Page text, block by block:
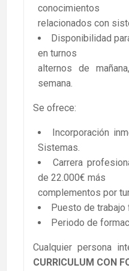
conocimientos
relacionados con
Disponibilidad
en turnos
alternos de
semana.
Se ofrece:
Incorporación
Sistemas.
Carrera
de 22.000€ más
complementos por
Puesto de trabajo
Periodo de
Cualquier persona
CURRICULUM CON